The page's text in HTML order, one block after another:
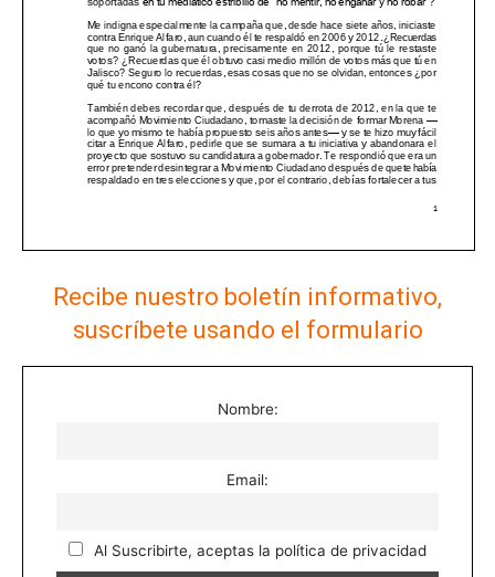
Recibe nuestro boletín informativo,
suscríbete usando el formulario
Nombre:
Email:
Al Suscribirte, aceptas la política de privacidad